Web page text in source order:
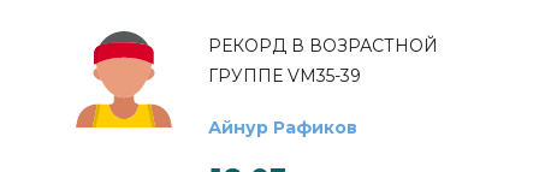
РЕКОРД В ВОЗРАСТНОЙ
ГРУППЕ VM35-39
Айнур Рафиков